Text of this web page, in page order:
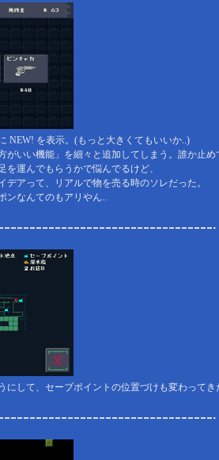
NEW! を表示。(もっと大きくてもいいか..)
がいい機能」を細々と追加してしまう。誰か止め
を運んでもらうかで悩んでるけど、
デアって、リアルで物を売る時のソレだった。
ンなんてのもアリやん..
にして、セーブポイントの位置づけも変わってき